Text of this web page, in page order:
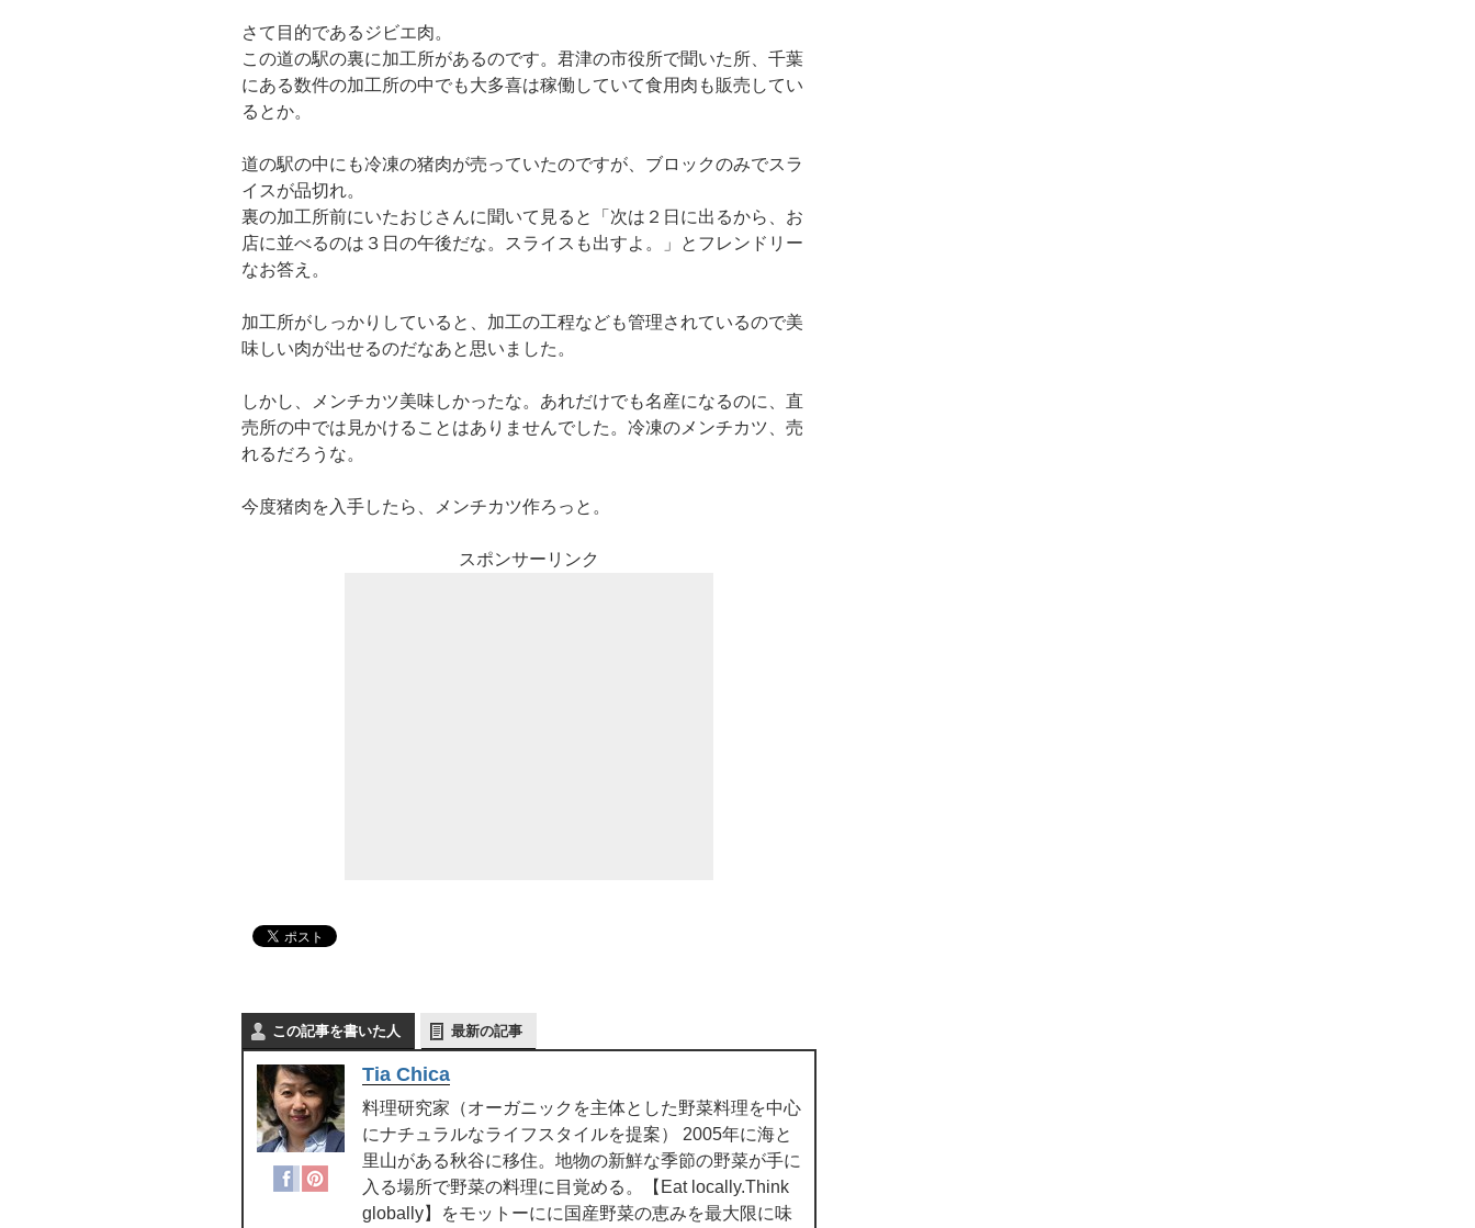
さて目的であるジビエ肉。
この道の駅の裏に加工所があるのです。君津の市役所で聞いた所、千葉
にある数件の加工所の中でも大多喜は稼働していて食用肉も販売してい
るとか。
道の駅の中にも冷凍の猪肉が売っていたのですが、ブロックのみでスラ
イスが品切れ。
裏の加工所前にいたおじさんに聞いて見ると「次は２日に出るから、お
店に並べるのは３日の午後だな。スライスも出すよ。」とフレンドリー
なお答え。
加工所がしっかりしていると、加工の工程なども管理されているので美
味しい肉が出せるのだなあと思いました。
しかし、メンチカツ美味しかったな。あれだけでも名産になるのに、直
売所の中では見かけることはありませんでした。冷凍のメンチカツ、売
れるだろうな。
今度猪肉を入手したら、メンチカツ作ろっと。
スポンサーリンク
この記事を書いた人 最新の記事
Tia Chica
料理研究家（オーガニックを主体とした野菜料理を中心
にナチュラルなライフスタイルを提案） 2005年に海と
里山がある秋谷に移住。地物の新鮮な季節の野菜が手に
入る場所で野菜の料理に目覚める。【Eat locally.Think
globally】をモットーにに国産野菜の恵みを最大限に味